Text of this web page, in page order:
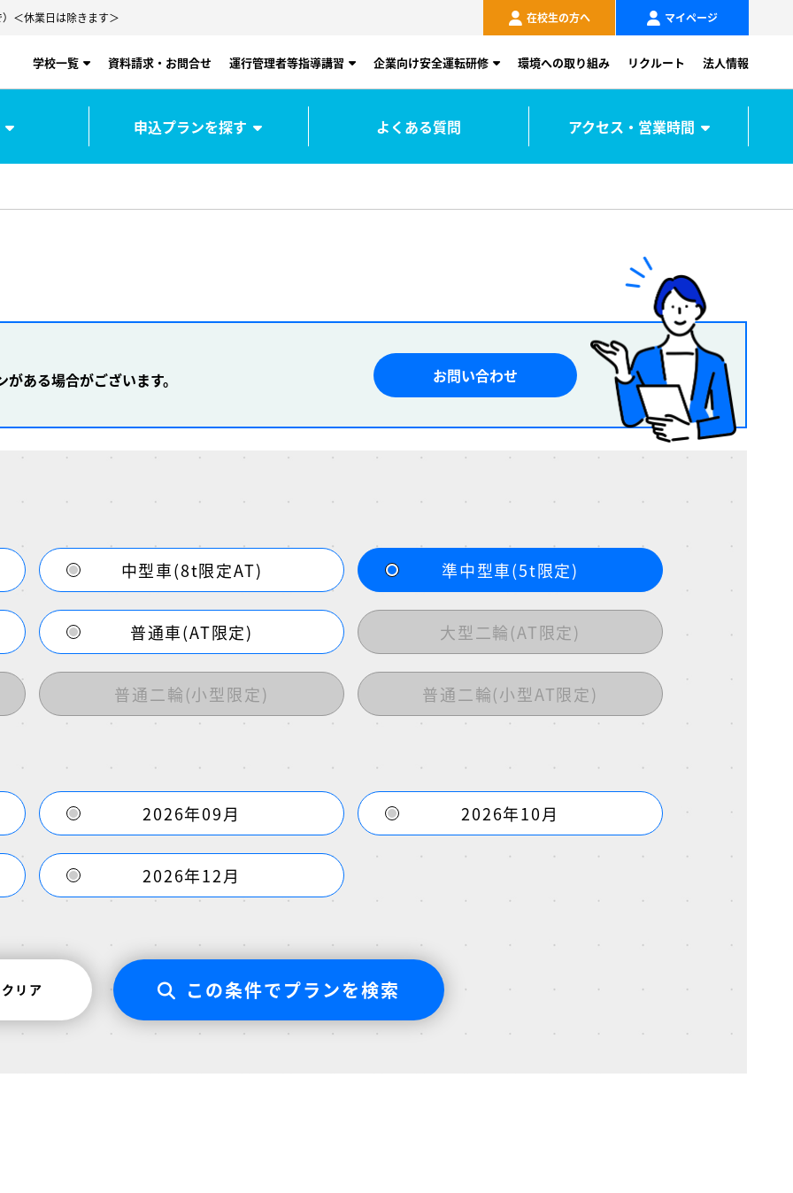
＜休業日は除きます＞ 在校生の方へ マイページ
学校一覧 資料請求・お問合せ 運行管理者等指導講習 企業向け安全運転研修 環境への取り組み リクルート 法人情報
申込プランを探す よくある質問 アクセス・営業時間
ある場合がございます。 お問い合わせ
中型車(8t限定AT) 準中型車(5t限定)
普通車(AT限定) 大型二輪(AT限定)
普通二輪(小型限定) 普通二輪(小型AT限定)
2026年09月 2026年10月
2026年12月
クリア この条件でプランを検索